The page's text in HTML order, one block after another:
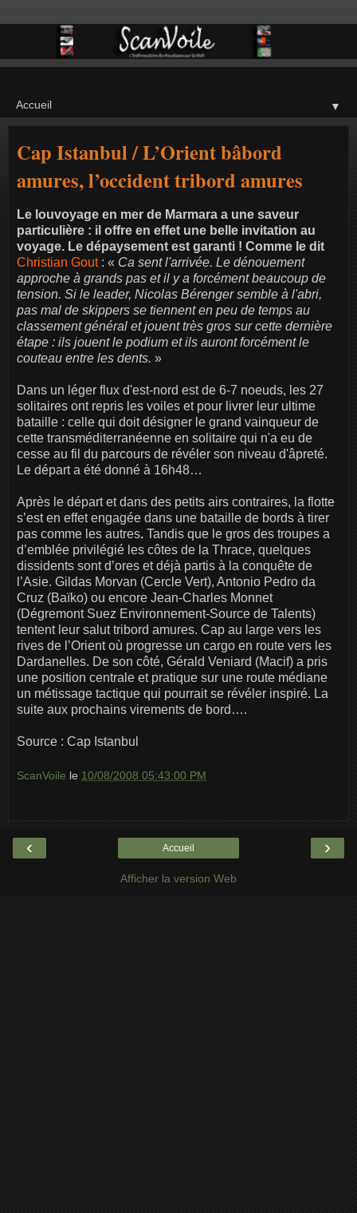
▼
Cap Istanbul / L’Orient bâbord
amures, l’occident tribord amures
Le louvoyage en mer de Marmara a une saveur
particulière : il offre en effet une belle invitation au
voyage. Le dépaysement est garanti ! Comme le dit
Christian Gout: « Ca sent l'arrivée. Le dénouement
approche à grands pas et il y a forcément beaucoup de
tension. Si le leader, Nicolas Bérenger semble à l'abri,
pas mal de skippers se tiennent en peu de temps au
classement général et jouent très gros sur cette dernière
étape : ils jouent le podium et ils auront forcément le
couteau entre les dents. »
Dans un léger flux d'est-nord est de 6-7 noeuds, les 27
solitaires ont repris les voiles et pour livrer leur ultime
bataille : celle qui doit désigner le grand vainqueur de
cette transméditerranéenne en solitaire qui n'a eu de
cesse au fil du parcours de révéler son niveau d'âpreté.
Le départ a été donné à 16h48…
Après le départ et dans des petits airs contraires, la flotte
s’est en effet engagée dans une bataille de bords à tirer
pas comme les autres. Tandis que le gros des troupes a
d’emblée privilégié les côtes de la Thrace, quelques
dissidents sont d’ores et déjà partis à la conquête de
l’Asie. Gildas Morvan (Cercle Vert), Antonio Pedro da
Cruz (Baïko) ou encore Jean-Charles Monnet
(Dégremont Suez Environnement-Source de Talents)
tentent leur salut tribord amures. Cap au large vers les
rives de l’Orient où progresse un cargo en route vers les
Dardanelles. De son côté, Gérald Veniard (Macif) a pris
une position centrale et pratique sur une route médiane
un métissage tactique qui pourrait se révéler inspiré. La
suite aux prochains virements de bord….
Source : Cap Istanbul
ScanVoile le 10/08/2008 05:43:00 PM
‹ ›
Accueil
Afficher la version Web